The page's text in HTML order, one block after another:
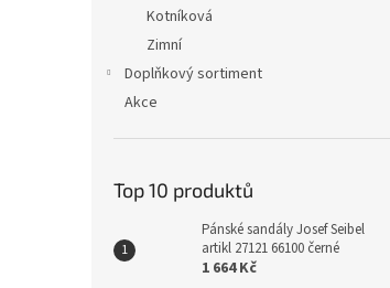
Kotníková
Zimní
Doplňkový sortiment
Akce
Top 10 produktů
Pánské sandály Josef Seibel
artikl 27121 66100 černé
1 664 Kč